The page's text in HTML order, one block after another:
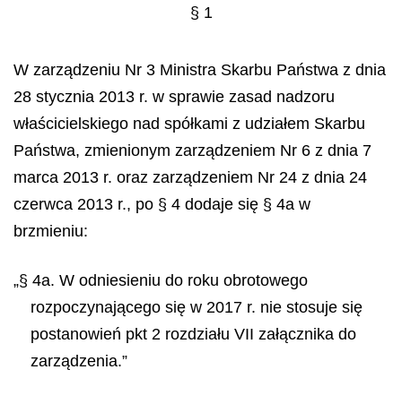
§ 1
W zarządzeniu Nr 3 Ministra Skarbu Państwa z dnia
28 stycznia 2013 r. w sprawie zasad nadzoru
właścicielskiego nad spółkami z udziałem Skarbu
Państwa, zmienionym zarządzeniem Nr 6 z dnia 7
marca 2013 r. oraz zarządzeniem Nr 24 z dnia 24
czerwca 2013 r., po § 4 dodaje się § 4a w
brzmieniu:
„§ 4a. W odniesieniu do roku obrotowego
rozpoczynającego się w 2017 r. nie stosuje się
postanowień pkt 2 rozdziału VII załącznika do
zarządzenia.”